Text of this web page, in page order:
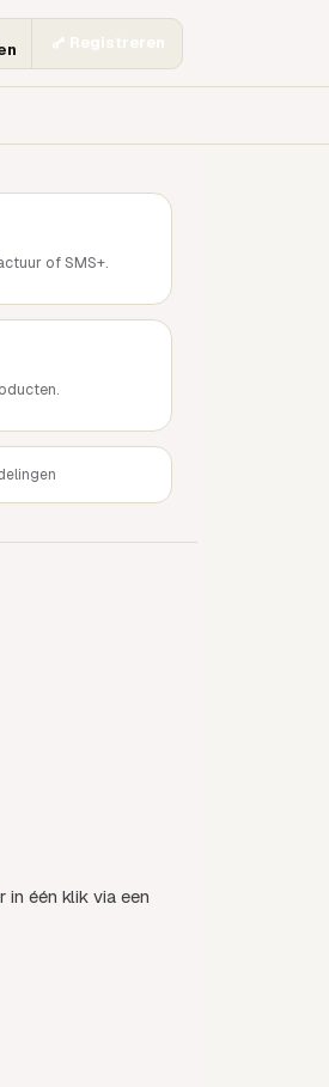
Registreren
of SMS+.
één klik via een